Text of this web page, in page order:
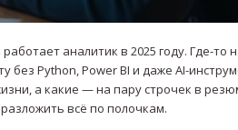
аналитик в 2025 году. Где-то
без Python, Power BI и даже AI-
а какие — на пару строчек в
всё по полочкам.